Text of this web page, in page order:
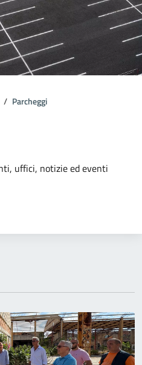
Parcheggi
notizia
uffici, notizie ed eventi